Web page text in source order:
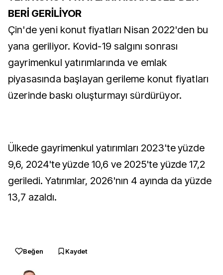
BERİ GERİLİYOR
Çin'de yeni konut fiyatları Nisan 2022'den bu
yana geriliyor. Kovid-19 salgını sonrası
gayrimenkul yatırımlarında ve emlak
piyasasında başlayan gerileme konut fiyatları
üzerinde baskı oluşturmayı sürdürüyor.
Ülkede gayrimenkul yatırımları 2023'te yüzde
9,6, 2024'te yüzde 10,6 ve 2025'te yüzde 17,2
geriledi. Yatırımlar, 2026'nın 4 ayında da yüzde
13,7 azaldı.
Beğen Kaydet